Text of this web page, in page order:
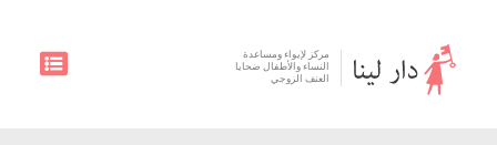
مركز لإيواء ومساعدة
النساء والأطفال ضحايا
العنف الزوجي